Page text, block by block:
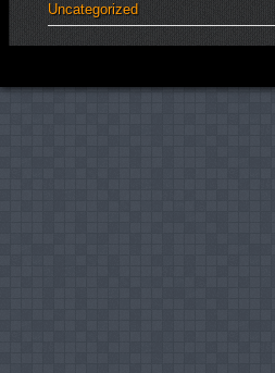
Uncategorized